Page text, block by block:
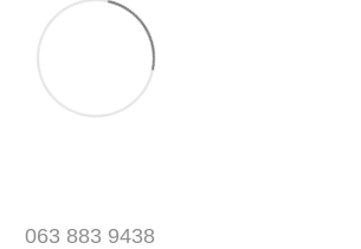
063 883 9438